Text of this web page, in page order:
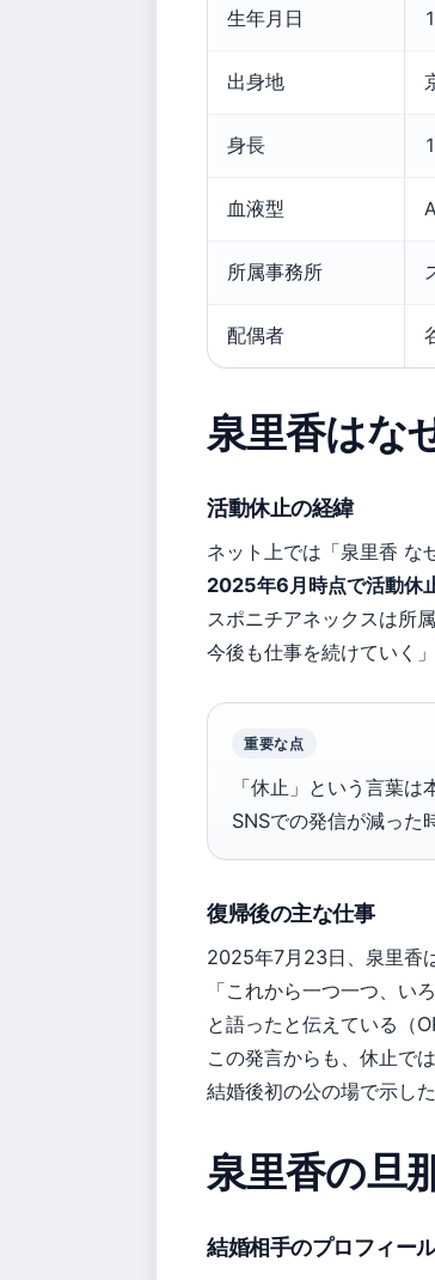
生年月日
出身地
身長
血液型
所属事務所
配偶者
泉里香はな
活動休止の経緯
ネット上では「泉里香 な
2025年6月時点で活動休
スポニチアネックスは所
今後も仕事を続けていく
重要な点
「休止」という言葉は
SNSでの発信が減った
復帰後の主な仕事
2025年7月23日、泉里香
「これから一つ一つ、い
と語ったと伝えている（
この発言からも、休止で
結婚後初の公の場で示し
泉里香の旦
結婚相手のプロフィー